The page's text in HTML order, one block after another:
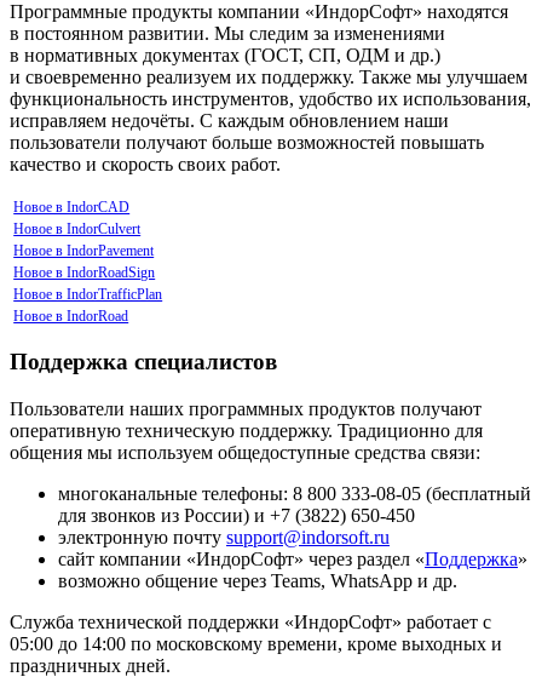
Программные продукты компании «ИндорСофт» находятся
в постоянном развитии. Мы следим за изменениями
в нормативных документах (ГОСТ, СП, ОДМ и др.)
и своевременно реализуем их поддержку. Также мы улучшаем
функциональность инструментов, удобство их использования,
исправляем недочёты. С каждым обновлением наши
пользователи получают больше возможностей повышать
качество и скорость своих работ.
Новое в IndorCAD
Новое в IndorCulvert
Новое в IndorPavement
Новое в IndorRoadSign
Новое в IndorTrafficPlan
Новое в IndorRoad
Поддержка специалистов
Пользователи наших программных продуктов получают
оперативную техническую поддержку. Традиционно для
общения мы используем общедоступные средства связи:
многоканальные телефоны: 8 800 333-08-05 (бесплатный
для звонков из России) и +7 (3822) 650-450
электронную почту support@indorsoft.ru
сайт компании «ИндорСофт» через раздел «Поддержка»
возможно общение через Teams, WhatsApp и др.
Служба технической поддержки «ИндорСофт» работает с
05:00 до 14:00 по московскому времени, кроме выходных и
праздничных дней.